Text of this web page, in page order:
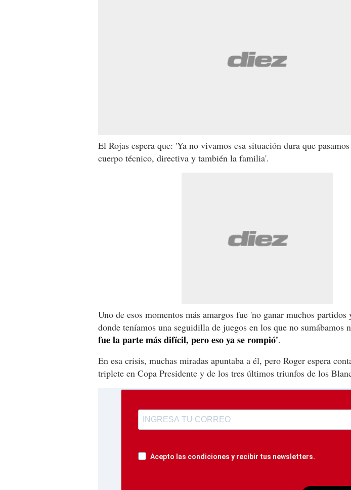
El Rojas espera que: 'Ya no vivamos esa situación dura que
cuerpo técnico, directiva y también la familia'.
Uno de esos momentos más amargos fue 'no ganar muchos partidos
donde teníamos una seguidilla de juegos en los que no sumábamos
fue la parte más difícil, pero eso ya se rompió'.
En esa crisis, muchas miradas apuntaba a él, pero Roger espera
triplete en Copa Presidente y de los tres últimos triunfos de los
Acepto las condiciones y recibir tus newsletters.